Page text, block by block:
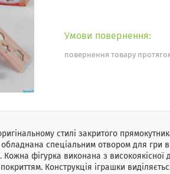
повернення товару
стилі закритого
спеціальним отвором для гри в
Кожна фігурка виконана з
Конструкція іграшки